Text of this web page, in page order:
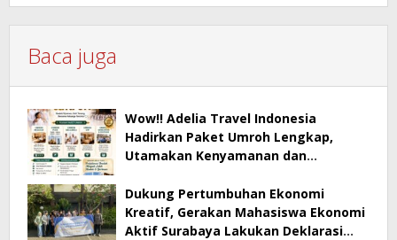
Baca juga
Wow!! Adelia Travel Indonesia
Hadirkan Paket Umroh Lengkap,
Utamakan Kenyamanan dan
Dukung Pertumbuhan Ekonomi
Kreatif, Gerakan Mahasiswa Ekonomi
Aktif Surabaya Lakukan Deklarasi